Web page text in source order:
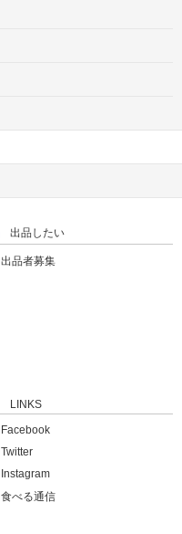
出品したい
出品者募集
LINKS
Facebook
Twitter
Instagram
食べる通信